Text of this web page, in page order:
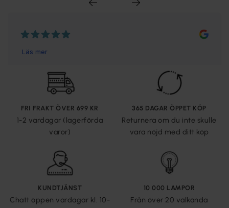
FRI FRAKT ÖVER 699 KR
1-2 vardagar (lagerförda
varor)
365 DAGAR ÖPPET KÖP
Returnera om du inte skulle
vara nöjd med ditt köp
KUNDTJÄNST
Chatt öppen vardagar kl. 10-
10 000 LAMPOR
Från över 20 välkända